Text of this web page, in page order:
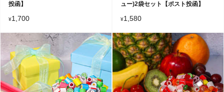
投函】
¥1,700
ュー)2袋セット【ポスト投函】
¥1,580